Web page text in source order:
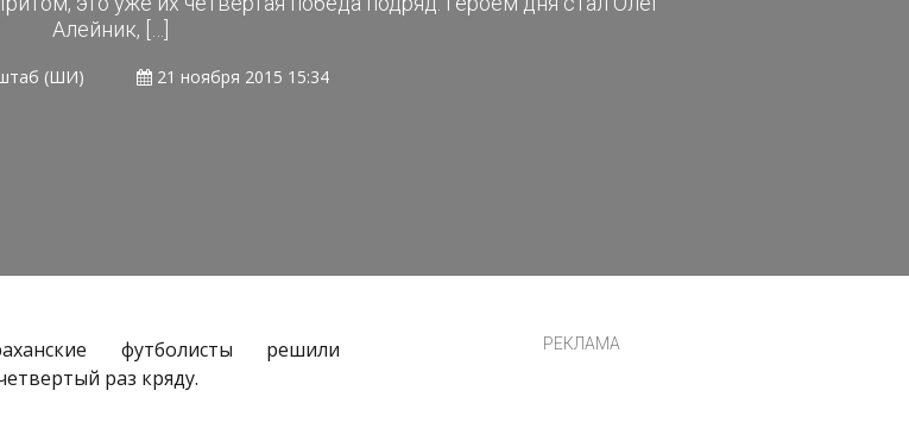
Алейник, […]
(ШИ) 21 ноября 2015 15:34
футболисты решили
раз кряду.
РЕКЛАМА